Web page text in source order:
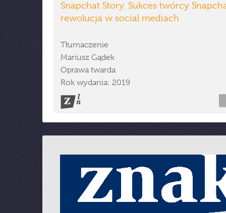
Snapchat Story. Sukces twórcy
rewolucja w social mediach
Tłumaczenie
Mariusz Gądek
Oprawa twarda
Rok wydania: 2019